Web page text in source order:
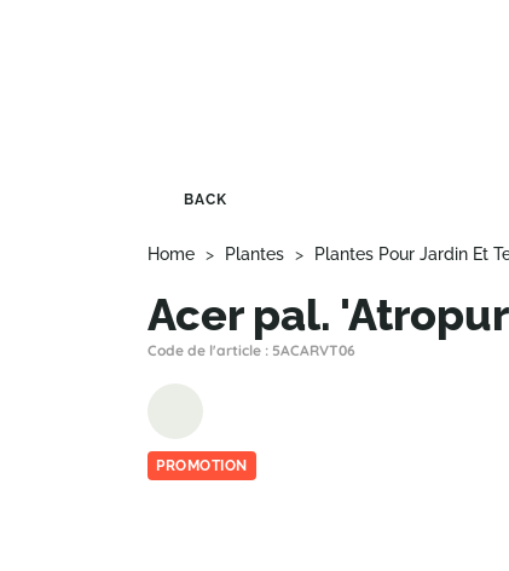
BACK
Home > Plantes > Plantes Pour Jardin Et
Acer pal.
Code de l'article : 5ACARVT06
PROMOTION